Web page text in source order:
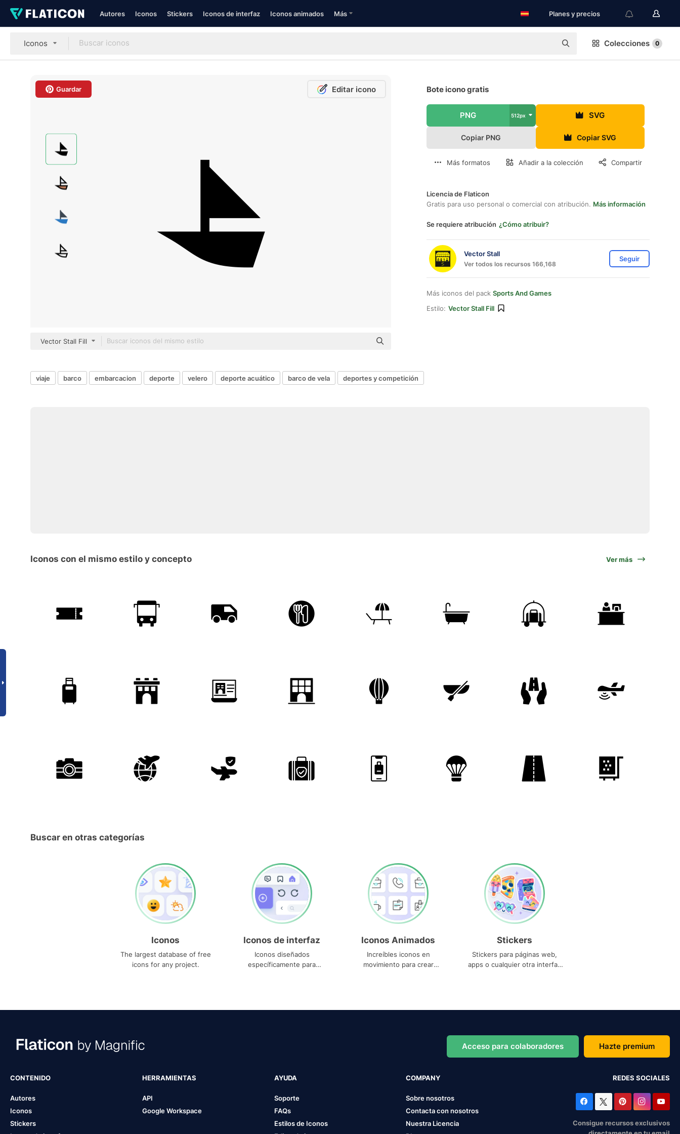
Autores Iconos Stickers Iconos de interfaz Iconos animados Más Planes y precios
Iconos Colecciones 0
Guardar Editar icono
Vector Stall Fill
Bote icono gratis
PNG 512px SVG
Copiar PNG Copiar SVG
Más formatos Añadir a la colección Compartir
Licencia de Flaticon
Gratis para uso personal o comercial con atribución. Más información
Se requiere atribución ¿Cómo atribuir?
Vector Stall
Ver todos los recursos 166,168
Seguir
Más iconos del pack Sports And Games
Estilo: Vector Stall Fill
viaje barco embarcacion deporte velero deporte acuático barco de vela deportes y competición
Iconos con el mismo estilo y concepto Ver más
Buscar en otras categorías
Iconos
The largest database of free
icons for any project.
Iconos de interfaz
Iconos diseñados
específicamente para
Iconos Animados
Increíbles iconos en
movimiento para crear
Stickers
Stickers para páginas web,
apps o cualquier otra interfaz
Acceso para colaboradores Hazte premium
CONTENIDO
Autores
Iconos
Stickers
HERRAMIENTAS
API
Google Workspace
AYUDA
Soporte
FAQs
Estilos de Iconos
COMPANY
Sobre nosotros
Contacta con nosotros
Nuestra Licencia
REDES SOCIALES
Consigue recursos exclusivos